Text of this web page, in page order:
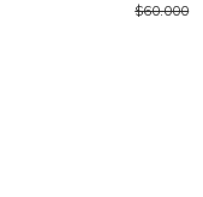
$60.000